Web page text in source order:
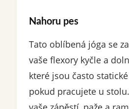
Nahoru pes
Tato oblíbená jóga se
vaše flexory kyčle a
které jsou často
pokud pracujete u